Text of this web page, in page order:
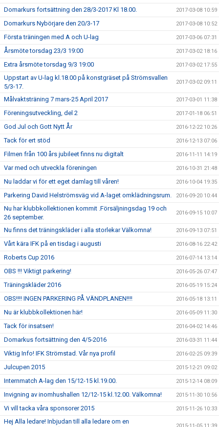
Domarkurs fortsättning den 28/3-2017 Kl 18.00. 2017-03-08 10:59
Domarkurs Nybörjare den 20/3-17 2017-03-08 10:52
Första träningen med A och U-lag 2017-03-06 07:31
Årsmöte torsdag 23/3 19:00 2017-03-02 18:16
Extra årsmöte torsdag 9/3 19:00 2017-03-02 17:55
Uppstart av U-lag kl.18.00 på konstgräset på Strömsvallen
5/3-17.
2017-03-02 09:11
Målvaktsträning 7 mars-25 April 2017 2017-03-01 11:38
Föreningsutveckling, del 2 2017-01-18 06:51
God Jul och Gott Nytt År 2016-12-22 10:26
Tack för ert stöd 2016-12-13 07:06
Filmen från 100 års jubileet finns nu digitalt 2016-11-11 14:19
Var med och utveckla föreningen 2016-10-31 21:48
Nu laddar vi för ett eget damlag till våren! 2016-10-04 19:35
Parkering David Helströmsväg vid A-laget omklädningsrum. 2016-09-20 10:44
Nu har klubbkollektionen kommit .Försäljningsdag 19 och
26 september.
2016-09-15 10:07
Nu finns det träningskläder i alla storlekar Välkomna! 2016-09-13 07:51
Vårt kära IFK på en tisdag i augusti 2016-08-16 22:42
Roberts Cup 2016 2016-07-14 13:14
OBS !!! Viktigt parkering! 2016-05-26 07:47
Träningskläder 2016 2016-05-19 15:24
OBS!!!! INGEN PARKERING PÅ VÄNDPLANEN!!!! 2016-05-18 13:11
Nu är klubbkollektionen här! 2016-05-09 11:30
Tack för insatsen! 2016-04-02 14:46
Domarkus fortsättning den 4/5-2016 2016-03-31 11:44
Viktig Info! IFK Strömstad. Vår nya profil 2016-02-25 09:39
Julcupen 2015 2015-12-21 09:02
Internmatch A-lag den 15/12-15 kl.19.00. 2015-12-14 08:09
Invigning av inomhushallen 12/12-15 kl.12.00. Välkomna! 2015-11-30 10:56
Vi vill tacka våra sponsorer 2015 2015-11-26 10:33
Hej Alla ledare! Inbjudan till alla ledare om en